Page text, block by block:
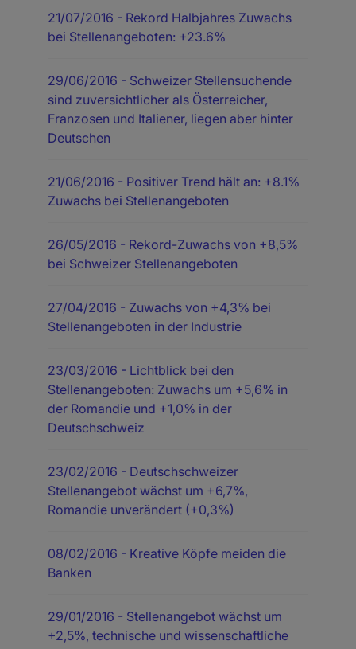
21/07/2016 - Rekord Halbjahres Zuwachs
bei Stellenangeboten: +23.6%
29/06/2016 - Schweizer Stellensuchende
sind zuversichtlicher als Österreicher,
Franzosen und Italiener, liegen aber hinter
Deutschen
21/06/2016 - Positiver Trend hält an: +8.1%
Zuwachs bei Stellenangeboten
26/05/2016 - Rekord-Zuwachs von +8,5%
bei Schweizer Stellenangeboten
27/04/2016 - Zuwachs von +4,3% bei
Stellenangeboten in der Industrie
23/03/2016 - Lichtblick bei den
Stellenangeboten: Zuwachs um +5,6% in
der Romandie und +1,0% in der
Deutschschweiz
23/02/2016 - Deutschschweizer
Stellenangebot wächst um +6,7%,
Romandie unverändert (+0,3%)
08/02/2016 - Kreative Köpfe meiden die
Banken
29/01/2016 - Stellenangebot wächst um
+2,5%, technische und wissenschaftliche